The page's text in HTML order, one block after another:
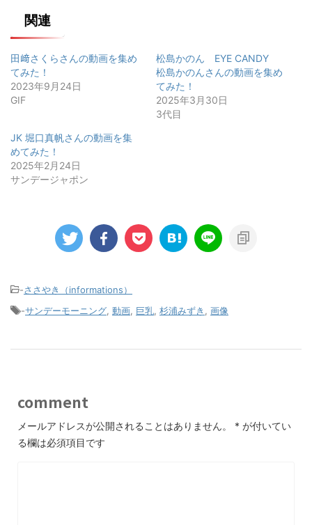
関連
田﨑さくらさんの動画を集め
てみた！
2023年9月24日
GIF
松島かのん EYE CANDY
松島かのんさんの動画を集め
てみた！
2025年3月30日
3代目
JK 堀口真帆さんの動画を集
めてみた！
2025年2月24日
サンデージャポン
-ささやき（informations）
-サンデーモーニング, 動画, 巨乳, 杉浦みずき , 画像
comment
メールアドレスが公開されることはありません。 * が付いてい
る欄は必須項目です